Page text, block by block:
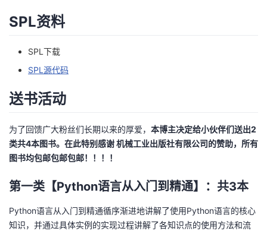
SPL资料
SPL下载
SPL源代码
送书活动
为了回馈广大粉丝们长期以来的厚爱， 本博主决定给小伙伴们送出2
类共4本图书。在此特别感谢 机械工业出版社有限公司的赞助，所有
图书均包邮包邮包邮！！！！
第一类【Python语言从入门到精通】：共3本
Python语言从入门到精通循序渐进地讲解了使用Python语言的核心
知识，并通过具体实例的实现过程讲解了各知识点的使用方法和流